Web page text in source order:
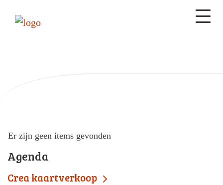
Er zijn geen items gevonden
Agenda
Crea kaartverkoop